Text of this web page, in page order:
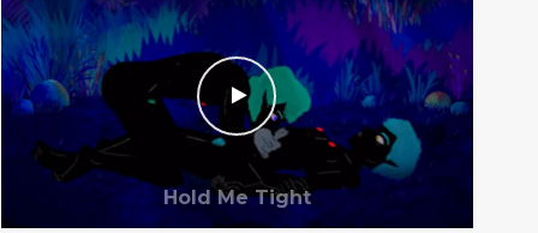
Hold Me Tight